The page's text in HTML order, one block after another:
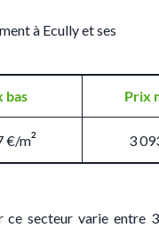
à Ecully et ses
bas Prix
€/m² 3
ce secteur varie entre 3